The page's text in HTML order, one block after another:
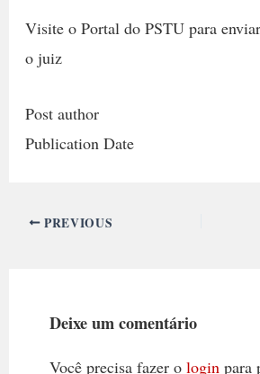
Visite o Portal do PSTU para
o juiz
Post author
Publication Date
PREVIOUS
Deixe um comentário
Você precisa fazer o loginpara